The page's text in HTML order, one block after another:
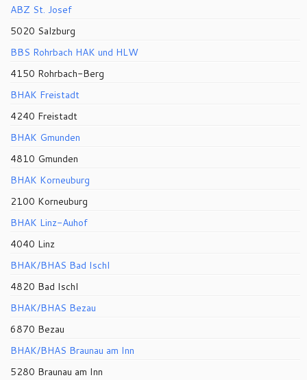
ABZ St. Josef
5020 Salzburg
BBS Rohrbach HAK und HLW
4150 Rohrbach-Berg
BHAK Freistadt
4240 Freistadt
BHAK Gmunden
4810 Gmunden
BHAK Korneuburg
2100 Korneuburg
BHAK Linz-Auhof
4040 Linz
BHAK/BHAS Bad Ischl
4820 Bad Ischl
BHAK/BHAS Bezau
6870 Bezau
BHAK/BHAS Braunau am Inn
5280 Braunau am Inn